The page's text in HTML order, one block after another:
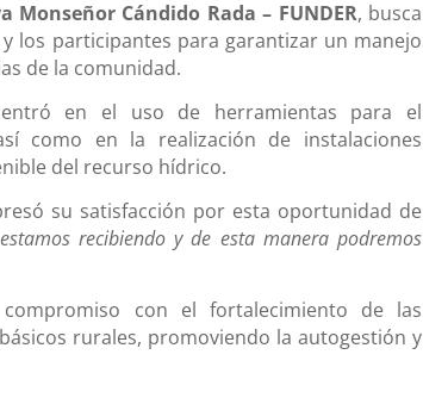
Monseñor Cándido Rada – FUNDER, busca
los participantes para garantizar un manejo
de la comunidad.
en el uso de herramientas para el
como en la realización de instalaciones
del recurso hídrico.
su satisfacción por esta oportunidad de
recibiendo y de esta manera podremos
con el fortalecimiento de las
rurales, promoviendo la autogestión y